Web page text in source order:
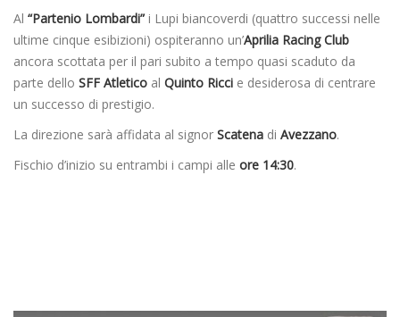
Al “Partenio Lombardi” i Lupi biancoverdi (quattro successi nelle
ultime cinque esibizioni) ospiteranno un’Aprilia Racing Club
ancora scottata per il pari subito a tempo quasi scaduto da
parte dello SFF Atletico al Quinto Ricci e desiderosa di centrare
un successo di prestigio.
La direzione sarà affidata al signor Scatena di Avezzano.
Fischio d’inizio su entrambi i campi alle ore 14:30.